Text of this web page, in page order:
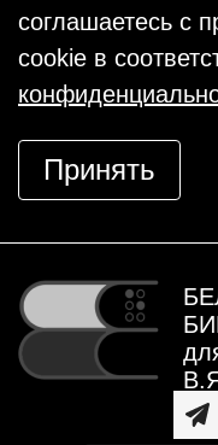
соглашаетесь с
cookie в
Принять